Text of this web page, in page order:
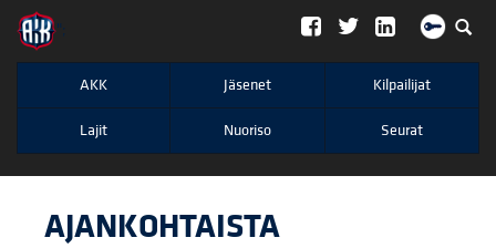
";
AKK Jäsenet Kilpailijat
Lajit Nuoriso Seurat
AJANKOHTAISTA